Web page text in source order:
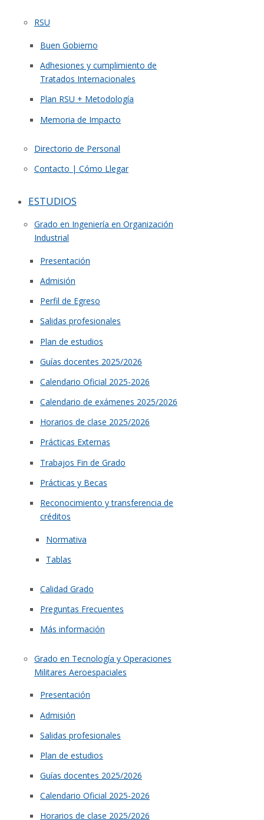
RSU
Buen Gobierno
Adhesiones y cumplimiento de
Tratados Internacionales
Plan RSU + Metodología
Memoria de Impacto
Directorio de Personal
Contacto | Cómo Llegar
ESTUDIOS
Grado en Ingeniería en Organización
Industrial
Presentación
Admisión
Perfil de Egreso
Salidas profesionales
Plan de estudios
Guías docentes 2025/2026
Calendario Oficial 2025-2026
Calendario de exámenes 2025/2026
Horarios de clase 2025/2026
Prácticas Externas
Trabajos Fin de Grado
Prácticas y Becas
Reconocimiento y transferencia de
créditos
Normativa
Tablas
Calidad Grado
Preguntas Frecuentes
Más información
Grado en Tecnología y Operaciones
Militares Aeroespaciales
Presentación
Admisión
Salidas profesionales
Plan de estudios
Guías docentes 2025/2026
Calendario Oficial 2025-2026
Horarios de clase 2025/2026